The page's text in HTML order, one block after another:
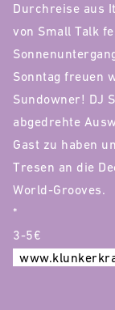
Durchreise aus
von Small Talk
Sonntag freuen
Sundowner! DJ
abgedrehte
Gast zu haben
Tresen an die
World-Grooves.
*
3-5€